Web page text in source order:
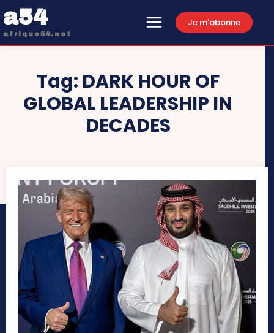
a54
afrique54.net
Je m'abonne
Tag: DARK HOUR OF
GLOBAL LEADERSHIP IN
DECADES